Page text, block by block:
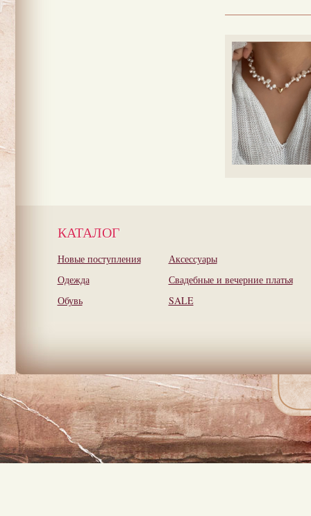
КАТАЛОГ
Новые поступления
Одежда
Обувь
Аксессуары
Свадебные и вечерние платья
SALE